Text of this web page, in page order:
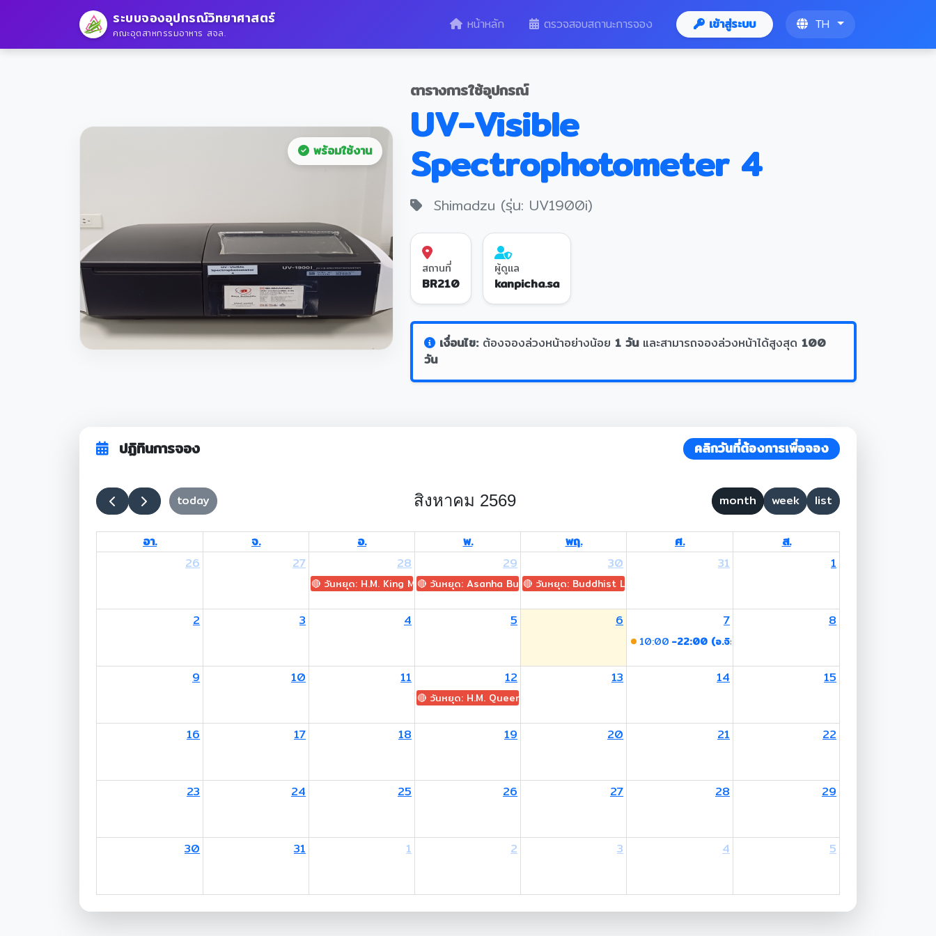
ระบบจองอุปกรณ์วิทยาศาสตร์
คณะอุตสาหกรรมอาหาร สจล.
หน้าหลัก ตรวจสอบสถานะการจอง เข้าสู่ระบบ TH
พร้อมใช้งาน
ตารางการใช้อุปกรณ์
UV-Visible
Spectrophotometer 4
Shimadzu (รุ่น: UV1900i)
สถานที่
BR210
ผู้ดูแล
kanpicha.sa
เงื่อนไข:ต้องจองล่วงหน้าอย่างน้อย 1 วันและสามารถจองล่วงหน้าได้สูงสุด 100
วัน
ปฏิทินการจอง คลิกวันที่ต้องการเพื่อจอง
today สิงหาคม 2569 month week list
อา. จ. อ. พ. พฤ. ศ.
ส.
26
27 28
🔴 วันหยุด: H.M. King Maha Vajiralongkorn's Birthday
29
🔴 วันหยุด: Asanha Bucha Day
30
🔴 วันหยุด: Buddhist Lent Day
31 1
2 3 4 5 6 7
10:00 -22:00 (อ.จิราภรณ์)
8
9 10 11 12
🔴 วันหยุด: H.M. Queen Sirikit The Queen Mother's Birthday / Mother's Day
13 14 15
16 17 18 19 20 21 22
23 24 25 26 27 28 29
30 31 1 2 3 4 5